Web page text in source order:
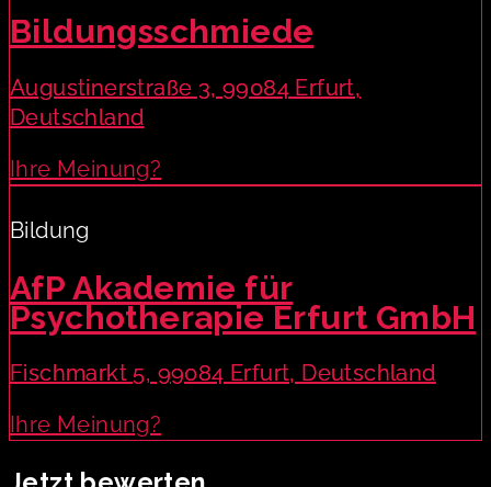
Bildungsschmiede
Augustinerstraße 3, 99084 Erfurt,
Deutschland
Ihre Meinung?
Bildung
AfP Akademie für
Psychotherapie Erfurt GmbH
Fischmarkt 5, 99084 Erfurt, Deutschland
Ihre Meinung?